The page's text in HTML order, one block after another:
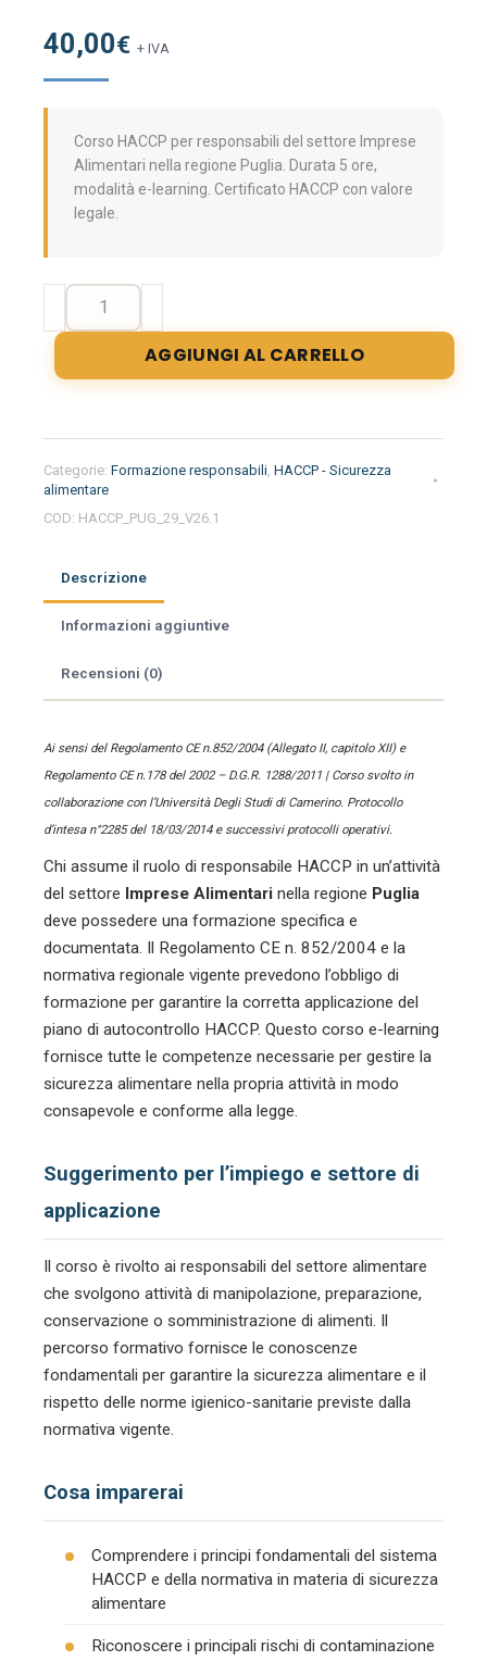
40,00€ + IVA
Corso HACCP per responsabili del settore Imprese
Alimentari nella regione Puglia. Durata 5 ore,
modalità e-learning. Certificato HACCP con valore
legale.
Formazione
per
responsabili
alimentare
nella
regione
Puglia
Alimentari
quantità
AGGIUNGI AL CARRELLO
Categorie: Formazione responsabili, HACCP - Sicurezza
alimentare
COD: HACCP_PUG_29_V26.1
Descrizione
Informazioni aggiuntive
Recensioni (0)
Ai sensi del Regolamento CE n.852/2004 (Allegato II, capitolo XII) e
Regolamento CE n.178 del 2002 – D.G.R. 1288/2011 | Corso svolto in
collaborazione con l’Università Degli Studi di Camerino. Protocollo
d’intesa n°2285 del 18/03/2014 e successivi protocolli operativi.
Chi assume il ruolo di responsabile HACCP in un’attività
del settore Imprese Alimentari nella regione Puglia
deve possedere una formazione specifica e
documentata. Il Regolamento CE n. 852/2004 e la
normativa regionale vigente prevedono l’obbligo di
formazione per garantire la corretta applicazione del
piano di autocontrollo HACCP. Questo corso e-learning
fornisce tutte le competenze necessarie per gestire la
sicurezza alimentare nella propria attività in modo
consapevole e conforme alla legge.
Suggerimento per l’impiego e settore di
applicazione
Il corso è rivolto ai responsabili del settore alimentare
che svolgono attività di manipolazione, preparazione,
conservazione o somministrazione di alimenti. Il
percorso formativo fornisce le conoscenze
fondamentali per garantire la sicurezza alimentare e il
rispetto delle norme igienico-sanitarie previste dalla
normativa vigente.
Cosa imparerai
Comprendere i principi fondamentali del sistema
HACCP e della normativa in materia di sicurezza
alimentare
Riconoscere i principali rischi di contaminazione